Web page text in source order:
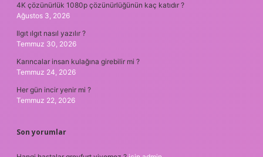
4K çözünürlük 1080p çözünürlüğünün kaç katıdır ?
Ağustos 3, 2026
Ilgıt ılgıt nasıl yazılır ?
Temmuz 30, 2026
Karıncalar insan kulağına girebilir mi ?
Temmuz 24, 2026
Her gün incir yenir mi ?
Temmuz 22, 2026
Son yorumlar